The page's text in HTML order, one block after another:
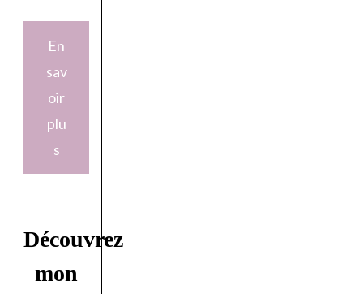
En
sav
oir
plu
s
Découvrez
mon